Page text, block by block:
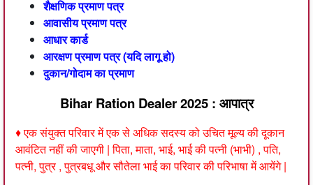
शैक्षणिक प्रमाण पत्र
आवासीय प्रमाण पत्र
आधार कार्ड
आरक्षण प्रमाण पत्र (यदि लागू हो)
दुकान/गोदाम का प्रमाण
Bihar Ration Dealer 2025 : आपात्र
♦ एक संयुक्त परिवार में एक से अधिक सदस्य को उचित मूल्य की दूकान
आवंटित नहीं की जाएगी | पिता, माता, भाई, भाई की पत्नी (भाभी) , पति,
पत्नी, पुत्र , पुत्रबधू और सौतेला भाई का परिवार की परिभाषा में आयेंगे |